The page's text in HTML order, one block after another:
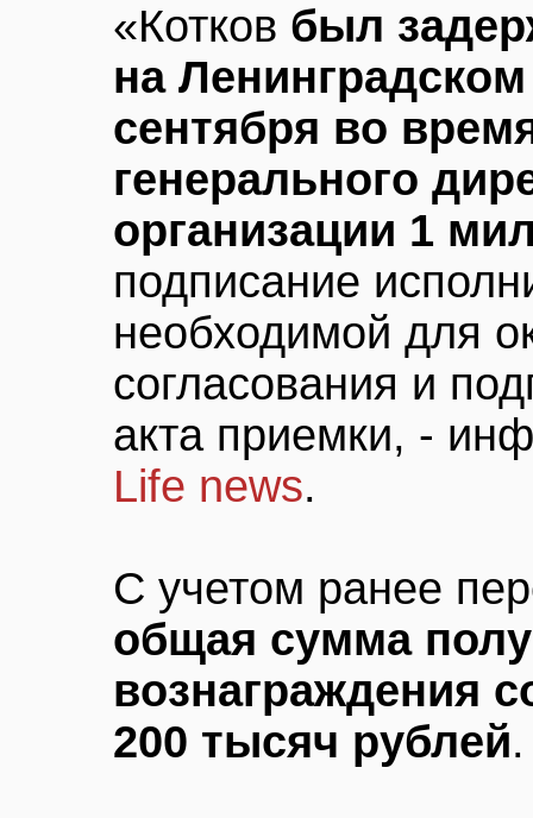
«Котков был
на
сентября во
генерального
организации 1
подписание
необходимой для
согласования и
акта приемки, -
Life news.
С учетом ранее
общая сумма
вознаграждения
200 тысяч рублей.